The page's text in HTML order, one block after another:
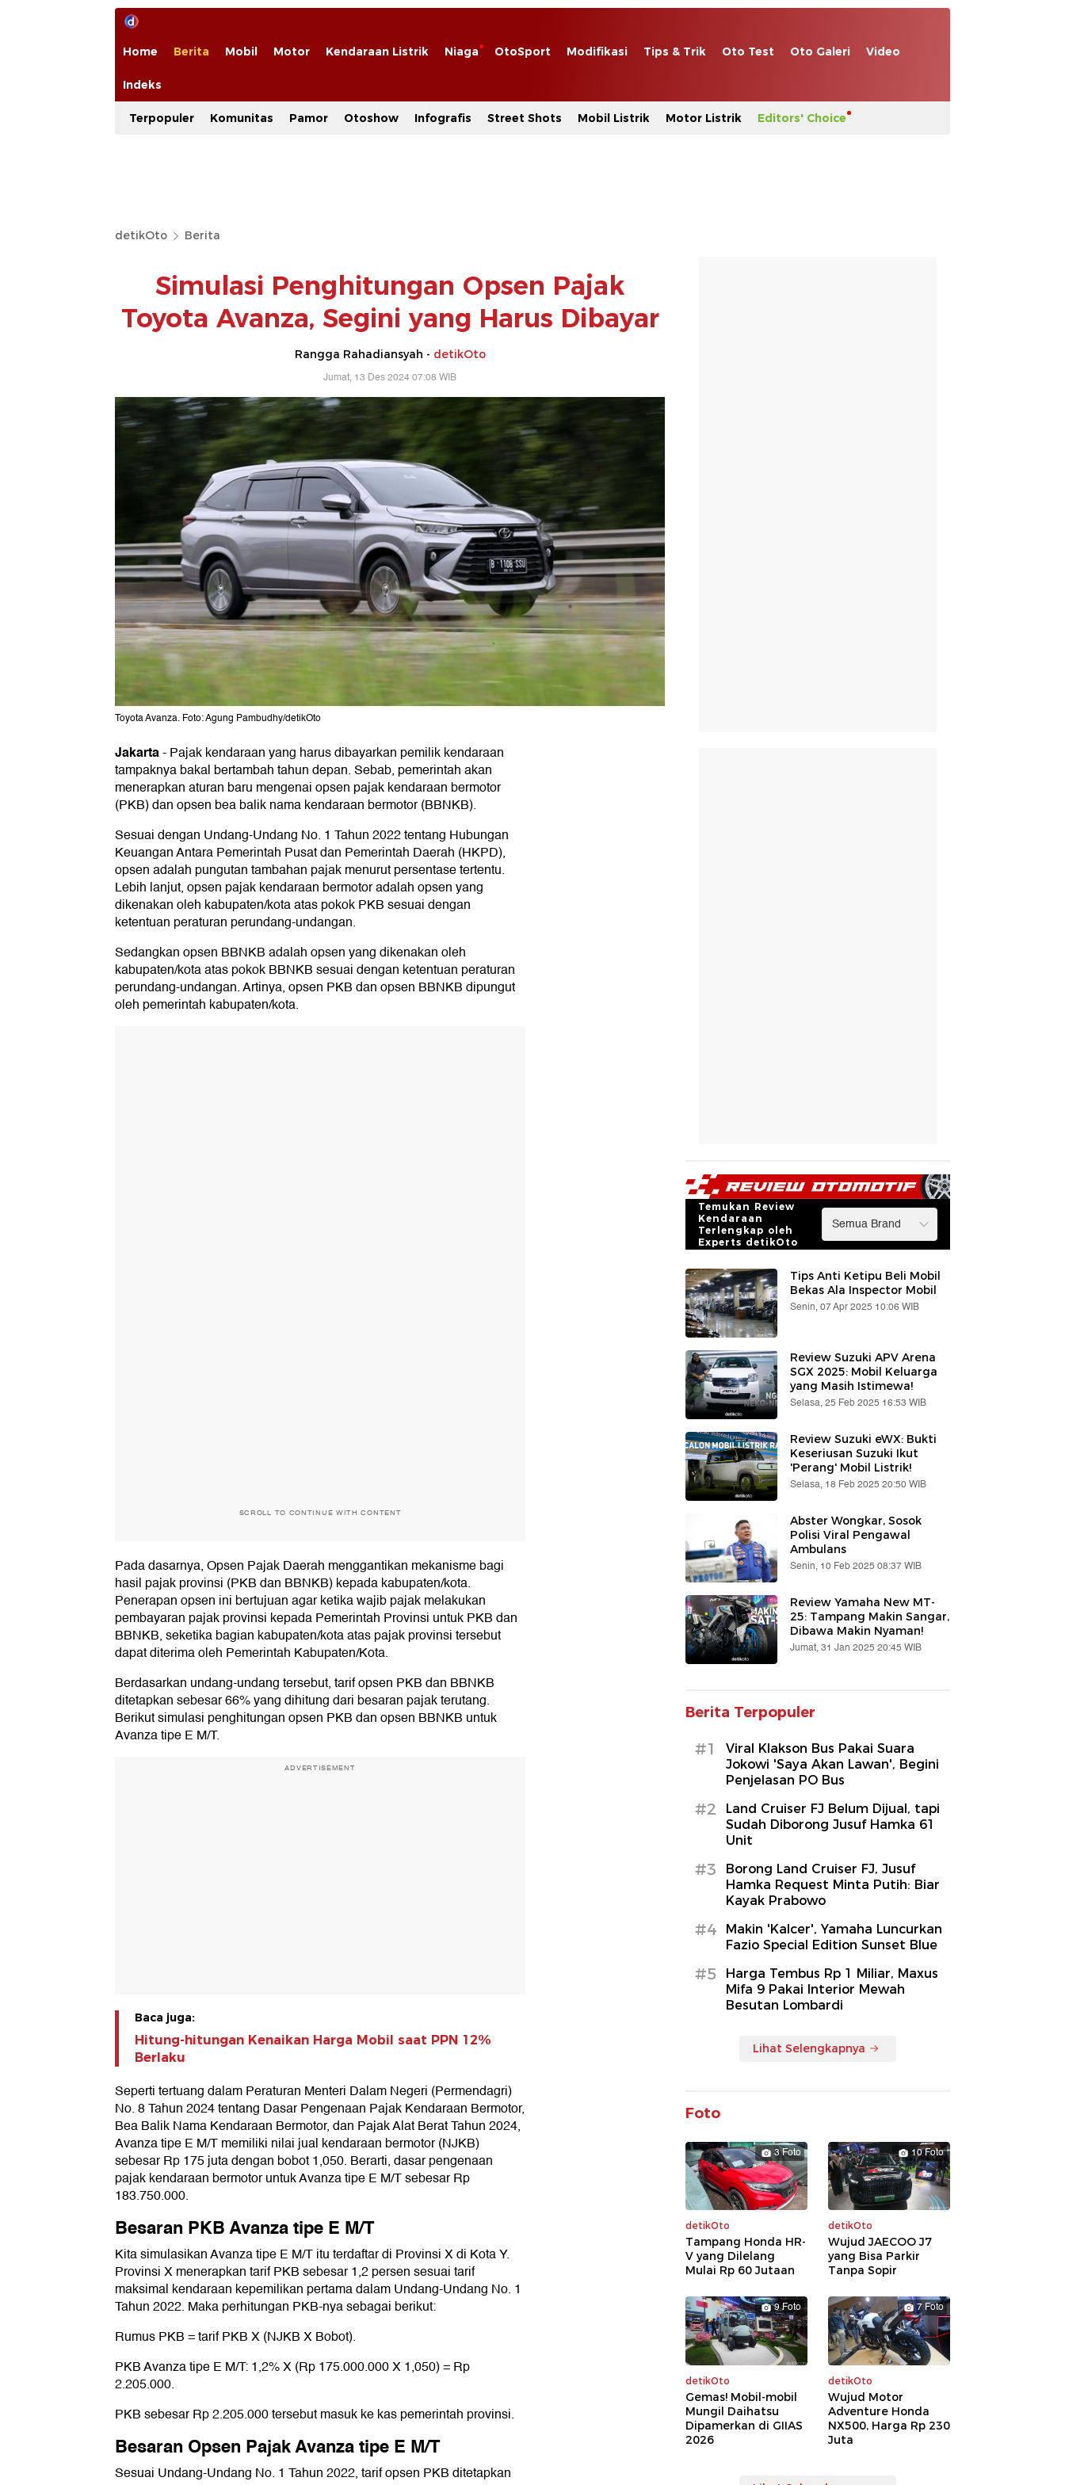
Home Berita Mobil Motor Kendaraan Listrik Niaga OtoSport Modifikasi Tips & Trik Oto Test Oto Galeri Video
Indeks
Terpopuler Komunitas Pamor Otoshow Infografis Street Shots Mobil Listrik Motor Listrik Editors' Choice
detikOto Berita
Simulasi Penghitungan Opsen Pajak
Toyota Avanza, Segini yang Harus Dibayar
Rangga Rahadiansyah - detikOto
Jumat, 13 Des 2024 07:08 WIB
Toyota Avanza. Foto: Agung Pambudhy/detikOto
Jakarta-Pajak kendaraan yang harus dibayarkan pemilik kendaraan
tampaknya bakal bertambah tahun depan. Sebab, pemerintah akan
menerapkan aturan baru mengenai opsen pajak kendaraan bermotor
(PKB) dan opsen bea balik nama kendaraan bermotor (BBNKB).
Sesuai dengan Undang-Undang No. 1 Tahun 2022 tentang Hubungan
Keuangan Antara Pemerintah Pusat dan Pemerintah Daerah (HKPD),
opsen adalah pungutan tambahan pajak menurut persentase tertentu.
Lebih lanjut, opsen pajak kendaraan bermotor adalah opsen yang
dikenakan oleh kabupaten/kota atas pokok PKB sesuai dengan
ketentuan peraturan perundang-undangan.
Sedangkan opsen BBNKB adalah opsen yang dikenakan oleh
kabupaten/kota atas pokok BBNKB sesuai dengan ketentuan peraturan
perundang-undangan. Artinya, opsen PKB dan opsen BBNKB dipungut
oleh pemerintah kabupaten/kota.
SCROLL TO CONTINUE WITH CONTENT
Pada dasarnya, Opsen Pajak Daerah menggantikan mekanisme bagi
hasil pajak provinsi (PKB dan BBNKB) kepada kabupaten/kota.
Penerapan opsen ini bertujuan agar ketika wajib pajak melakukan
pembayaran pajak provinsi kepada Pemerintah Provinsi untuk PKB dan
BBNKB, seketika bagian kabupaten/kota atas pajak provinsi tersebut
dapat diterima oleh Pemerintah Kabupaten/Kota.
Berdasarkan undang-undang tersebut, tarif opsen PKB dan BBNKB
ditetapkan sebesar 66% yang dihitung dari besaran pajak terutang.
Berikut simulasi penghitungan opsen PKB dan opsen BBNKB untuk
Avanza tipe E M/T.
ADVERTISEMENT
Baca juga:
Hitung-hitungan Kenaikan Harga Mobil saat PPN 12%
Berlaku
Seperti tertuang dalam Peraturan Menteri Dalam Negeri (Permendagri)
No. 8 Tahun 2024 tentang Dasar Pengenaan Pajak Kendaraan Bermotor,
Bea Balik Nama Kendaraan Bermotor, dan Pajak Alat Berat Tahun 2024,
Avanza tipe E M/T memiliki nilai jual kendaraan bermotor (NJKB)
sebesar Rp 175 juta dengan bobot 1,050. Berarti, dasar pengenaan
pajak kendaraan bermotor untuk Avanza tipe E M/T sebesar Rp
183.750.000.
Besaran PKB Avanza tipe E M/T
Kita simulasikan Avanza tipe E M/T itu terdaftar di Provinsi X di Kota Y.
Provinsi X menerapkan tarif PKB sebesar 1,2 persen sesuai tarif
maksimal kendaraan kepemilikan pertama dalam Undang-Undang No. 1
Tahun 2022. Maka perhitungan PKB-nya sebagai berikut:
Rumus PKB = tarif PKB X (NJKB X Bobot).
PKB Avanza tipe E M/T: 1,2% X (Rp 175.000.000 X 1,050) = Rp
2.205.000.
PKB sebesar Rp 2.205.000 tersebut masuk ke kas pemerintah provinsi.
Besaran Opsen Pajak Avanza tipe E M/T
Sesuai Undang-Undang No. 1 Tahun 2022, tarif opsen PKB ditetapkan
Temukan Review
Kendaraan
Terlengkap oleh
Experts detikOto
Tips Anti Ketipu Beli Mobil
Bekas Ala Inspector Mobil
Senin, 07 Apr 2025 10:06 WIB
Review Suzuki APV Arena
SGX 2025: Mobil Keluarga
yang Masih Istimewa!
Selasa, 25 Feb 2025 16:53 WIB
Review Suzuki eWX: Bukti
Keseriusan Suzuki Ikut
'Perang' Mobil Listrik!
Selasa, 18 Feb 2025 20:50 WIB
Abster Wongkar, Sosok
Polisi Viral Pengawal
Ambulans
Senin, 10 Feb 2025 08:37 WIB
Review Yamaha New MT-
25: Tampang Makin Sangar,
Dibawa Makin Nyaman!
Jumat, 31 Jan 2025 20:45 WIB
Berita Terpopuler
#1
Viral Klakson Bus Pakai Suara
Jokowi 'Saya Akan Lawan', Begini
Penjelasan PO Bus
#2
Land Cruiser FJ Belum Dijual, tapi
Sudah Diborong Jusuf Hamka 61
Unit
#3
Borong Land Cruiser FJ, Jusuf
Hamka Request Minta Putih: Biar
Kayak Prabowo
#4
Makin 'Kalcer', Yamaha Luncurkan
Fazio Special Edition Sunset Blue
#5
Harga Tembus Rp 1 Miliar, Maxus
Mifa 9 Pakai Interior Mewah
Besutan Lombardi
Lihat Selengkapnya
Foto
3 Foto
detikOto
Tampang Honda HR-
V yang Dilelang
Mulai Rp 60 Jutaan
10 Foto
detikOto
Wujud JAECOO J7
yang Bisa Parkir
Tanpa Sopir
9 Foto
detikOto
Gemas! Mobil-mobil
Mungil Daihatsu
Dipamerkan di GIIAS
2026
7 Foto
detikOto
Wujud Motor
Adventure Honda
NX500, Harga Rp 230
Juta